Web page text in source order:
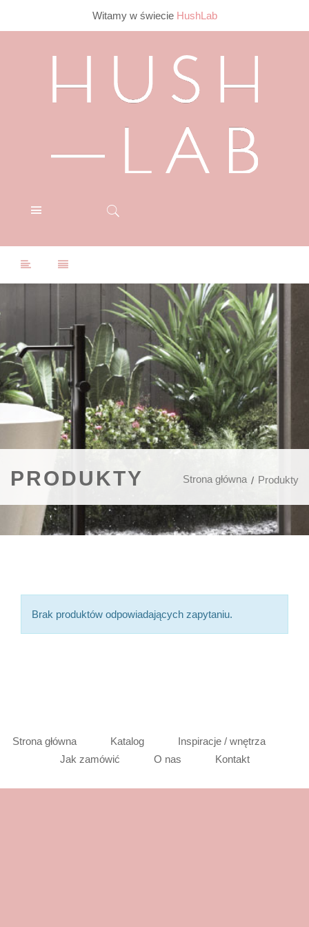
Witamy w świecie HushLab
PRODUKTY Strona główna Produkty
Brak produktów odpowiadających zapytaniu.
Strona główna Katalog
Inspiracje / wnętrza
Jak zamówić
O nas Kontakt